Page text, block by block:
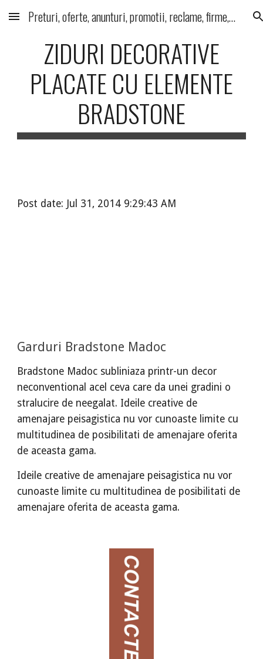
Skip to main content Skip to navigation
Preturi, oferte, anunturi, promotii, reclame, firme, produse, servicii
ZIDURI DECORATIVE
PLACATE CU ELEMENTE
BRADSTONE
Post date: Jul 31, 2014 9:29:43 AM
Garduri Bradstone Madoc
Bradstone Madoc subliniaza printr-un decor
neconventional acel ceva care da unei gradini o
stralucire de neegalat. Ideile creative de
amenajare peisagistica nu vor cunoaste limite cu
multitudinea de posibilitati de amenajare oferita
de aceasta gama.
Ideile creative de amenajare peisagistica nu vor
cunoaste limite cu multitudinea de posibilitati de
amenajare oferita de aceasta gama.